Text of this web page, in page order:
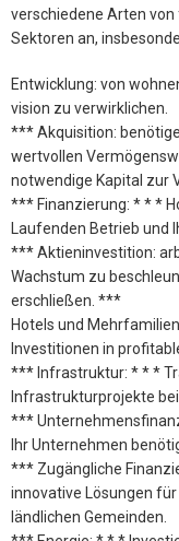
verschiedene Arten
Sektoren an,
Entwicklung: von
vision zu verwirklichen.
*** Akquisition:
wertvollen
notwendige Kapital zur
*** Finanzierung: * * *
Laufenden Betrieb und
*** Aktieninvestition:
Wachstum zu
erschließen. ***
Hotels und
Investitionen in
*** Infrastruktur: * * *
Infrastrukturprojekte bei.
***
Ihr Unternehmen
*** Zugängliche
innovative Lösungen
ländlichen Gemeinden.